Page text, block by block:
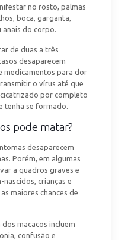
no rosto, palmas
boca, garganta,
anais do corpo.
de duas a três
desaparecem
medicamentos para dor
o vírus até que
por completo
tenha se formado.
pode matar?
desaparecem
Porém, em algumas
a quadros graves e
nascidos, crianças e
maiores chances de
macacos incluem
confusão e